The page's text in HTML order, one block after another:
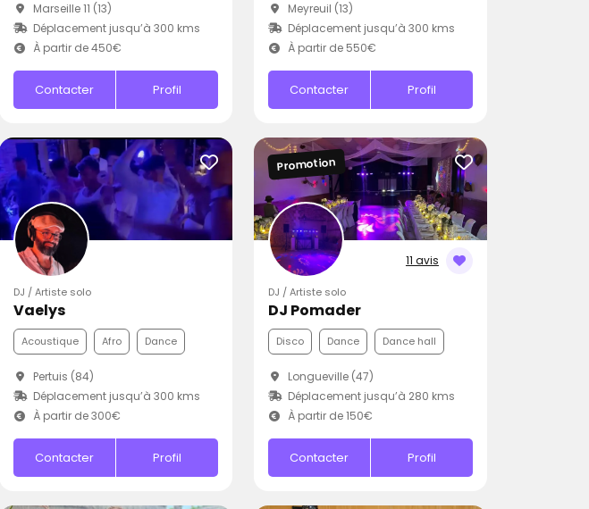
Marseille 11 (13)
Déplacement jusqu’à 300 kms
À partir de 450€
Contacter Profil
Meyreuil (13)
Déplacement jusqu’à 300 kms
À partir de 550€
Contacter Profil
DJ / Artiste solo
Vaelys
Acoustique Afro Dance
Pertuis (84)
Déplacement jusqu’à 300 kms
À partir de 300€
Contacter Profil
11 avis
Promotion
DJ / Artiste solo
DJ Pomader
Disco Dance Dance hall
Longueville (47)
Déplacement jusqu’à 280 kms
À partir de 150€
Contacter Profil